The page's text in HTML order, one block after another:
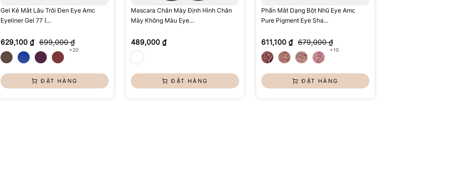
Gel Kẻ Mắt Lâu Trôi Đen Eye Amc
Eyeliner Gel 77 (...
629,100 ₫ 699,000 ₫
+20
ĐẶT HÀNG
Mascara Chân Mày Định Hình Chân
Mày Không Màu Eye...
489,000 ₫
ĐẶT HÀNG
Phấn Mắt Dạng Bột Nhũ Eye Amc
Pure Pigment Eye Sha...
611,100 ₫ 679,000 ₫
+10
ĐẶT HÀNG